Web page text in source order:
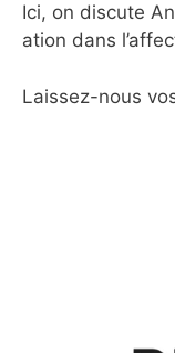
Ici, on discute
ation dans
Laissez-nous